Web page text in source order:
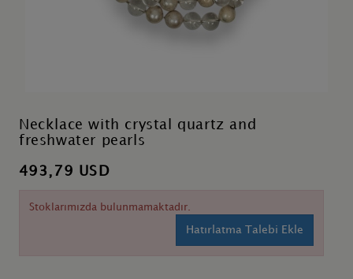
Necklace with crystal quartz and
freshwater pearls
493,79 USD
Stoklarımızda bulunmamaktadır.
Hatırlatma Talebi Ekle